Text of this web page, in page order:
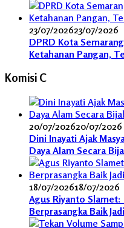
23/07/202623/07/2026
DPRD Kota
Ketahanan Pangan,
Komisi C
20/07/202620/07/2026
Dini Inayati Ajak
Daya Alam Secara
18/07/202618/07/2026
Agus Riyanto
Berprasangka Baik